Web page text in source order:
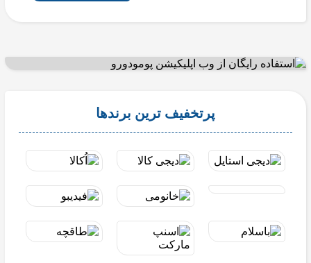
پرتخفیف ترین برندها